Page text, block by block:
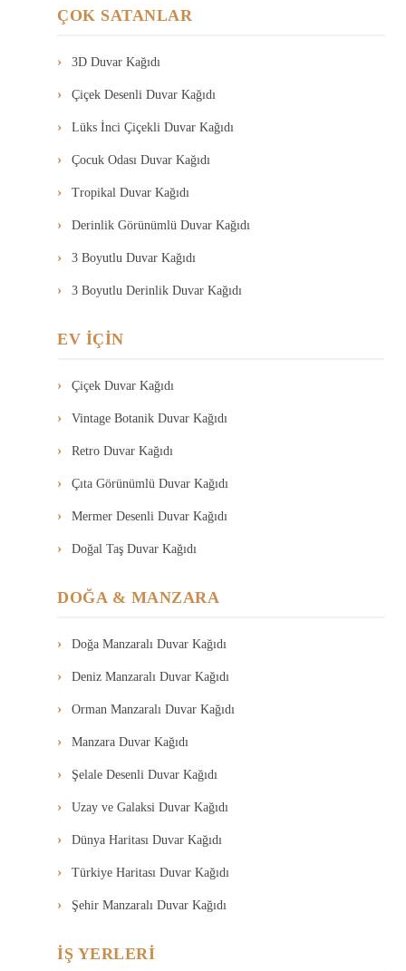
ÇOK SATANLAR
3D Duvar Kağıdı
Çiçek Desenli Duvar Kağıdı
Lüks İnci Çiçekli Duvar Kağıdı
Çocuk Odası Duvar Kağıdı
Tropikal Duvar Kağıdı
Derinlik Görünümlü Duvar Kağıdı
3 Boyutlu Duvar Kağıdı
3 Boyutlu Derinlik Duvar Kağıdı
EV İÇİN
Çiçek Duvar Kağıdı
Vintage Botanik Duvar Kağıdı
Retro Duvar Kağıdı
Çıta Görünümlü Duvar Kağıdı
Mermer Desenli Duvar Kağıdı
Doğal Taş Duvar Kağıdı
DOĞA & MANZARA
Doğa Manzaralı Duvar Kağıdı
Deniz Manzaralı Duvar Kağıdı
Orman Manzaralı Duvar Kağıdı
Manzara Duvar Kağıdı
Şelale Desenli Duvar Kağıdı
Uzay ve Galaksi Duvar Kağıdı
Dünya Haritası Duvar Kağıdı
Türkiye Haritası Duvar Kağıdı
Şehir Manzaralı Duvar Kağıdı
İŞ YERLERİ